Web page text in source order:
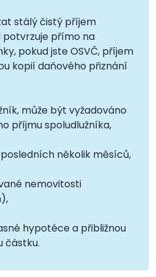
stálý čistý příjem
přímo na
pokud jste OSVČ, příjem
kopií daňového přiznání
může být vyžadováno
příjmu spoludlužníka,
několik měsíců,
nemovitosti
hypotéce a přibližnou
částku.